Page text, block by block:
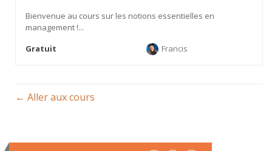
Bienvenue au cours sur les notions essentielles en
management !...
Gratuit
Francis
Aller aux cours